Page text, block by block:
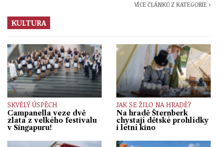
VÍCE ČLÁNKŮ Z KATEGORIE ›
KULTURA
SKVĚLÝ ÚSPĚCH
Campanella veze dvě
zlata z velkého festivalu
v Singapuru!
JAK SE ŽILO NA HRADĚ?
Na hradě Šternberk
chystají dětské prohlídky
i letní kino